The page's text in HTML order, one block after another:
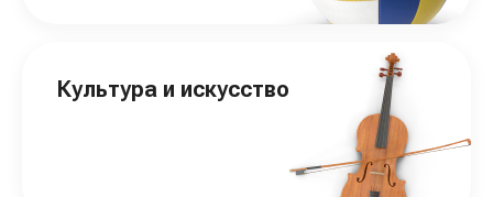
Культура и искусство